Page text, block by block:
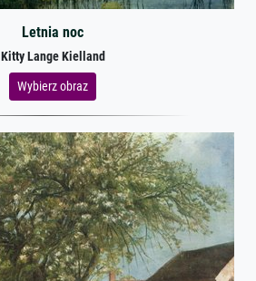
Letnia noc
Kitty Lange Kielland
Wybierz obraz